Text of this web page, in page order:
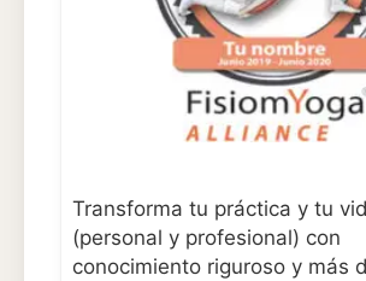
Transforma tu práctica y tu
(personal y profesional) con
conocimiento riguroso y más